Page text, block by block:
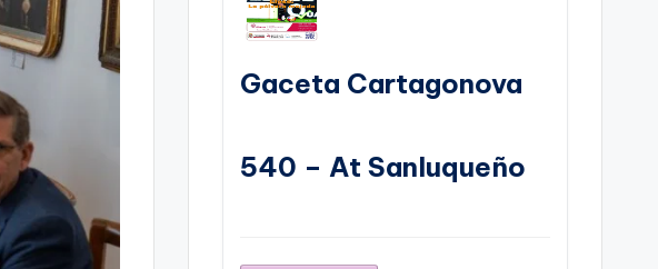
Gaceta Cartagonova
540 – At Sanluqueño